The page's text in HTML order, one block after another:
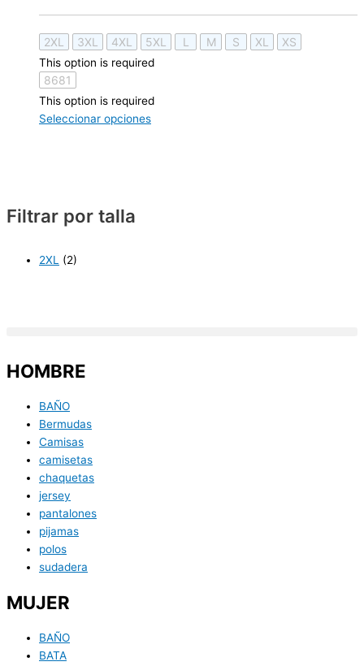
Filtrar por talla
2XL (2)
2XL 3XL 4XL 5XL L M S XL XS
This option is required
8681
This option is required
Seleccionar opciones
HOMBRE
BAÑO
Bermudas
Camisas
camisetas
chaquetas
jersey
pantalones
pijamas
polos
sudadera
MUJER
BAÑO
BATA